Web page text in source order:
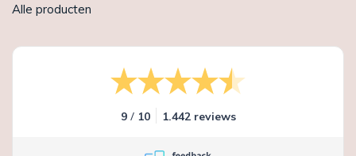
Alle producten
9 / 10 1.442 reviews